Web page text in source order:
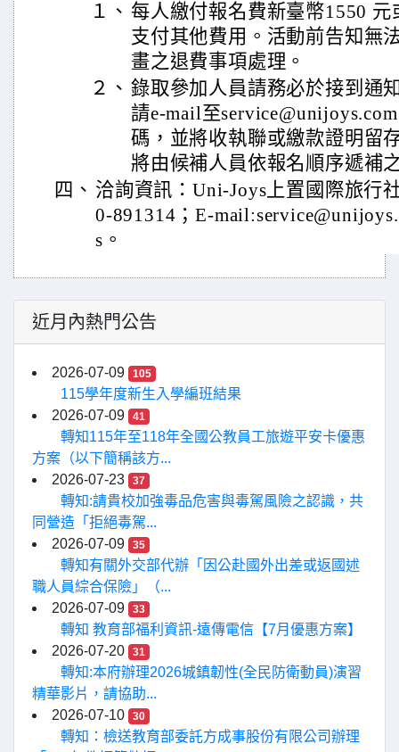
１、 每人繳付報名費新臺幣1550
支付其他費用。活動前告知無
畫之退費事項處理。
２、 錄取參加人員請務必於接到通
請e-mail至
碼，並將收執聯或繳款證明留
將由候補人員依報名順序遞補
四、 洽詢資訊：Uni-Joys上置國際旅行
0-891314；E-
s。
近月內熱門公告
2026-07-09 105
115學年度新生入學編班結果
2026-07-09
41
轉知115年至118年全國公教員工旅遊平安卡優惠
方案（以下簡稱該方...
2026-07-23
37
轉知:請貴校加強毒品危害與毒駕風險之認識，共
同營造「拒絕毒駕...
2026-07-09
35
轉知有關外交部代辦「因公赴國外出差或返國述
職人員綜合保險」（...
2026-07-09
33
轉知 教育部福利資訊-遠傳電信【7月優惠方案】
2026-07-20
31
轉知:本府辦理2026城鎮韌性(全民防衛動員)演習
精華影片，請協助...
2026-07-10
30
轉知：檢送教育部委託方成事股份有限公司辦理